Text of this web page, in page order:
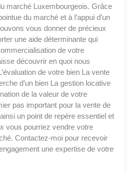
marché Luxembourgeois. Grâce
du marché et à l’appui d’un
vous donner de précieux
une aide déterminante qui
de votre
découvrir en quoi nous
de votre bien La vente
d’un bien La gestion locative
de la valeur de votre
pas important pour la vente de
un point de repère essentiel et
vous pourriez vendre votre
Contactez-moi pour recevoir
une expertise de votre